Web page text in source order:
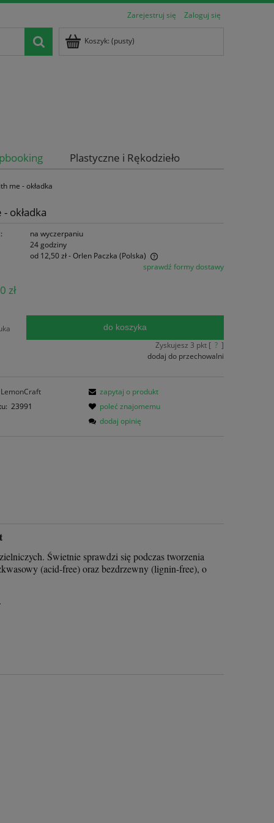
Zarejestruj się Zaloguj się
Koszyk: (pusty)
Plastyczne i Rękodzieło
me - okładka
okładka
na wyczerpaniu
24 godziny
od 12,50 zł- Orlen Paczka (Polska)
sprawdź formy dostawy
zł
do koszyka
Zyskujesz 3 pkt [ ? ]
dodaj do przechowalni
LemonCraft
23991
zapytaj o produkt
poleć znajomemu
dodaj opinię
Świetnie sprawdzi się podczas tworzenia
(acid-free) oraz bezdrzewny (lignin-free), o